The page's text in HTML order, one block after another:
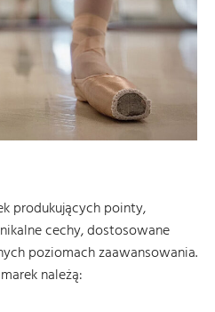
produkujących pointy,
cechy, dostosowane
poziomach zaawansowania.
należą: